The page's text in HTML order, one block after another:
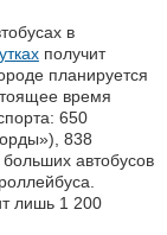
в
получит
планируется
время
650
838
автобусов
лишь 1 200